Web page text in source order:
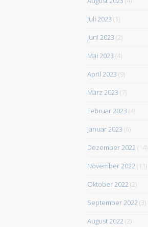
Juli 2023 (1)
Juni 2023 (2)
Mai 2023 (4)
April 2023 (9)
März 2023 (7)
Februar 2023 (4)
Januar 2023 (6)
Dezember 2022 (14)
November 2022 (11)
Oktober 2022 (2)
September 2022 (3)
August 2022 (2)